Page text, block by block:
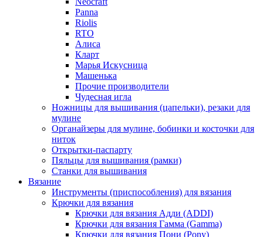
Panna
Riolis
RTO
Алиса
Кларт
Марья Искусница
Машенька
Прочие производители
Чудесная игла
Ножницы для вышивания (цапельки), резаки для
мулине
Органайзеры для мулине, бобинки и косточки для
ниток
Открытки-паспарту
Пяльцы для вышивания (рамки)
Станки для вышивания
Вязание
Инструменты (приспособления) для вязания
Крючки для вязания
Крючки для вязания Адди (ADDI)
Крючки для вязания Гамма (Gamma)
Крючки для вязания Пони (Pony)